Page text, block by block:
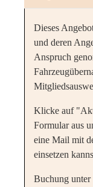
Dieses
und deren
Anspruch
Klicke auf
Formular aus
eine Mail mit
einsetzen
Buchung unter